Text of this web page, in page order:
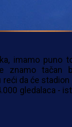
imamo puno
znamo tačan
reći da će stadion
gledalaca -